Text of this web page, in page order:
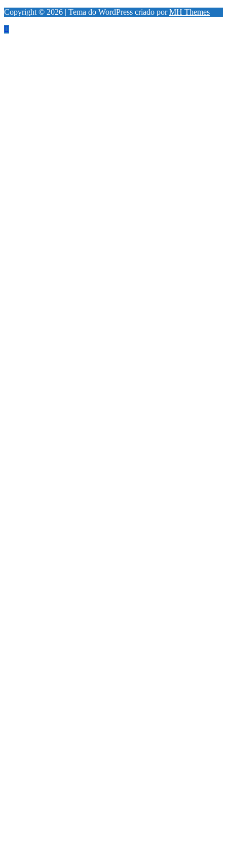
Copyright © 2026 | Tema do WordPress criado porMH Themes